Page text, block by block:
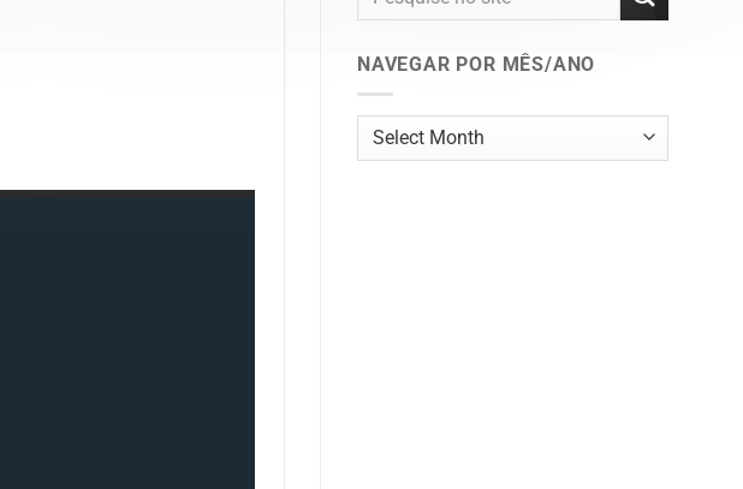
NAVEGAR POR MÊS/ANO
Navegar
por